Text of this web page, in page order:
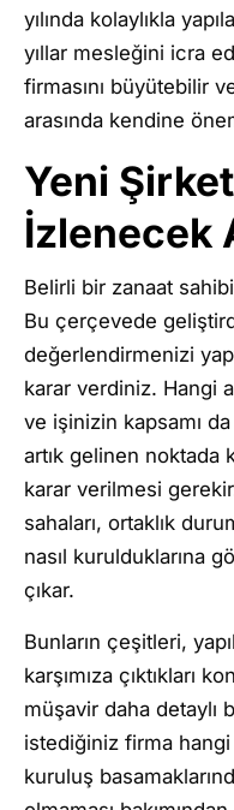
yılında kolaylıkla
yıllar mesleğini icra
firmasını büyütebilir
arasında kendine
Yeni
İzlenecek
Belirli bir zanaat
Bu çerçevede
değerlendirmenizi
karar verdiniz. Hangi
ve işinizin kapsamı
artık gelinen noktada
karar verilmesi
sahaları, ortaklık
nasıl kurulduklarına
çıkar.
Bunların çeşitleri,
karşımıza çıktıkları
müşavir daha detaylı
istediğiniz firma
kuruluş